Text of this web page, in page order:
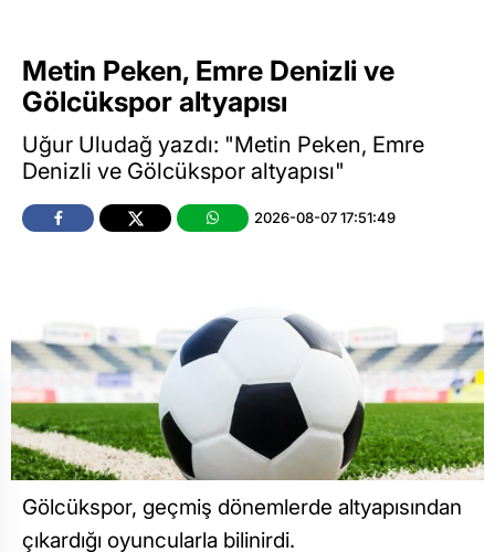
Metin Peken, Emre Denizli ve
Gölcükspor altyapısı
Uğur Uludağ yazdı: "Metin Peken, Emre
Denizli ve Gölcükspor altyapısı"
2026-08-07 17:51:49
Gölcükspor, geçmiş dönemlerde altyapısından
çıkardığı oyuncularla bilinirdi.